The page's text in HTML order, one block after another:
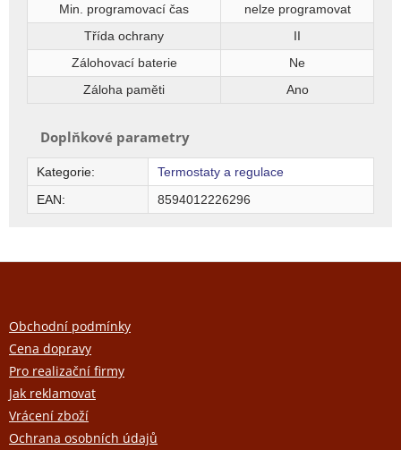
Min. programovací čas
nelze programovat
Třída ochrany
II
Zálohovací baterie
Ne
Záloha paměti
Ano
Doplňkové parametry
Kategorie:
Termostaty a regulace
EAN: 8594012226296
Z
aObchodní podmínky
Cena dopravy
Pro realizační firmy
Jak reklamovat
Vrácení zboží
Ochrana osobních údajů